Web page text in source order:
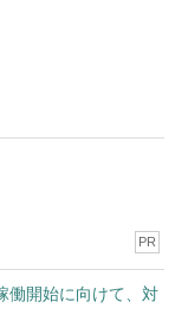
の数」を決めます。
でを何段階に分ける
ップ感を醸成する
ることで段階的な育
まれる一方、「細か
る能力差が不明確に
PR
働開始に向けて、対